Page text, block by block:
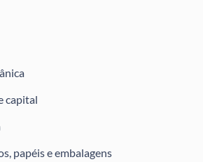
capital
papéis e embalagens